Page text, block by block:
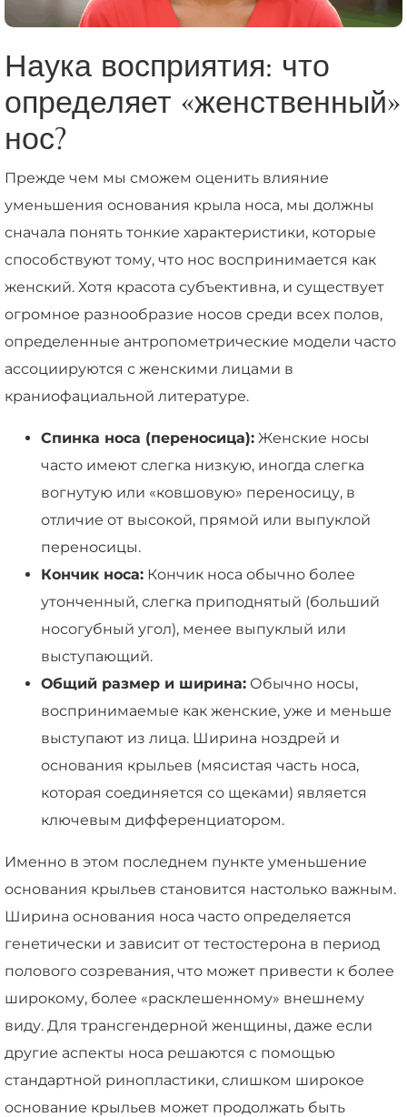
Наука восприятия: что
определяет «женственный»
нос?
Прежде чем мы сможем оценить влияние
уменьшения основания крыла носа, мы должны
сначала понять тонкие характеристики, которые
способствуют тому, что нос воспринимается как
женский. Хотя красота субъективна, и существует
огромное разнообразие носов среди всех полов,
определенные антропометрические модели часто
ассоциируются с женскими лицами в
краниофациальной литературе.
Спинка носа (переносица): Женские носы
часто имеют слегка низкую, иногда слегка
вогнутую или «ковшовую» переносицу, в
отличие от высокой, прямой или выпуклой
переносицы.
Кончик носа: Кончик носа обычно более
утонченный, слегка приподнятый (больший
носогубный угол), менее выпуклый или
выступающий.
Общий размер и ширина: Обычно носы,
воспринимаемые как женские, уже и меньше
выступают из лица. Ширина ноздрей и
основания крыльев (мясистая часть носа,
которая соединяется со щеками) является
ключевым дифференциатором.
Именно в этом последнем пункте уменьшение
основания крыльев становится настолько важным.
Ширина основания носа часто определяется
генетически и зависит от тестостерона в период
полового созревания, что может привести к более
широкому, более «расклешенному» внешнему
виду. Для трансгендерной женщины, даже если
другие аспекты носа решаются с помощью
стандартной ринопластики, слишком широкое
основание крыльев может продолжать быть